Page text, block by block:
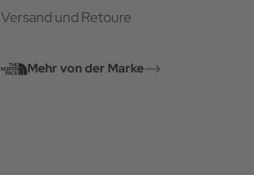
Versand und Retoure
Mehr von der Marke